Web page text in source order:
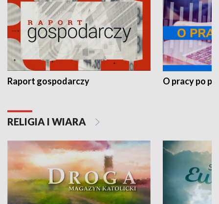
Raport gospodarczy O pracy po
RELIGIA I WIARA